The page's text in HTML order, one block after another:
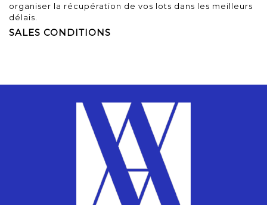
organiser la récupération de vos lots dans les meilleurs
délais.
SALES CONDITIONS